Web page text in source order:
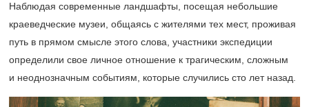
Наблюдая современные ландшафты, посещая небольшие
краеведческие музеи, общаясь с жителями тех мест, проживая
путь в прямом смысле этого слова, участники экспедиции
определили свое личное отношение к трагическим, сложным
и неоднозначным событиям, которые случились сто лет назад.